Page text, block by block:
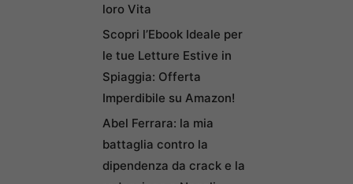
loro Vita
Scopri l’Ebook Ideale per
le tue Letture Estive in
Spiaggia: Offerta
Imperdibile su Amazon!
Abel Ferrara: la mia
battaglia contro la
dipendenza da crack e la